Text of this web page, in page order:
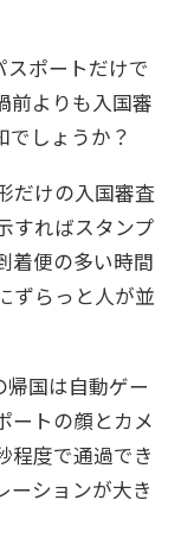
スポートだけで
前よりも入国審
でしょうか？
だけの入国審査
すればスタンプ
着便の多い時間
ずらっと人が並
帰国は自動ゲー
ートの顔とカメ
程度で通過でき
ーションが大き